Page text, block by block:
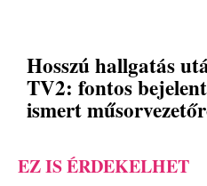
Hosszú hallgatás
TV2: fontos
ismert
EZ IS ÉRDEKELHET